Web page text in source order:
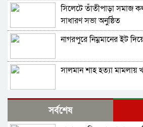
সিলেটে তাঁতীপাড়া সমাজ
সাধারণ সভা অনুষ্ঠিত
নাগরপুরে নিম্নমানের ইট দিয়ে
সালমান শাহ হত্যা
নাগরপুরে এনসিপির
আহ্বায়ক তারিয়াশ পলাশ,
সর্বশেষ